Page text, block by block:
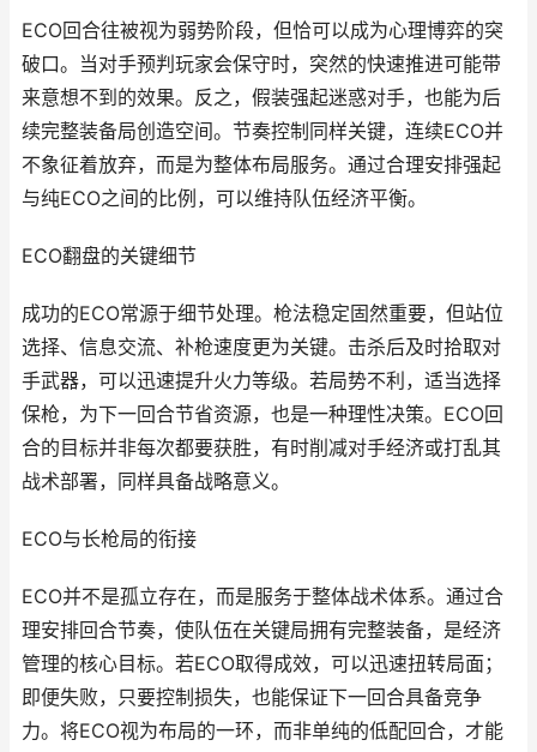
ECO回合往被视为弱势阶段，但恰可以成为心理博弈的突
破口。当对手预判玩家会保守时，突然的快速推进可能带
来意想不到的效果。反之，假装强起迷惑对手，也能为后
续完整装备局创造空间。节奏控制同样关键，连续ECO并
不象征着放弃，而是为整体布局服务。通过合理安排强起
与纯ECO之间的比例，可以维持队伍经济平衡。
ECO翻盘的关键细节
成功的ECO常源于细节处理。枪法稳定固然重要，但站位
选择、信息交流、补枪速度更为关键。击杀后及时拾取对
手武器，可以迅速提升火力等级。若局势不利，适当选择
保枪，为下一回合节省资源，也是一种理性决策。ECO回
合的目标并非每次都要获胜，有时削减对手经济或打乱其
战术部署，同样具备战略意义。
ECO与长枪局的衔接
ECO并不是孤立存在，而是服务于整体战术体系。通过合
理安排回合节奏，使队伍在关键局拥有完整装备，是经济
管理的核心目标。若ECO取得成效，可以迅速扭转局面；
即便失败，只要控制损失，也能保证下一回合具备竞争
力。将ECO视为布局的一环，而非单纯的低配回合，才能